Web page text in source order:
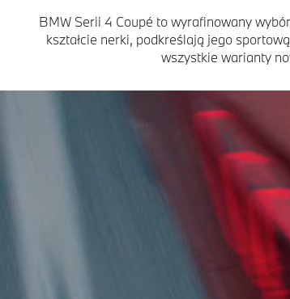
BMW Serii 4 Coupé to wyrafinowany
kształcie nerki, podkreślają jego
wszystkie warianty